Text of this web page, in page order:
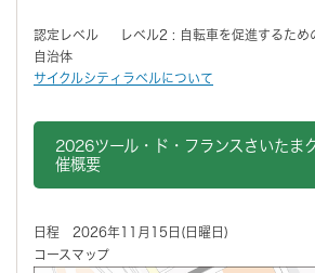
認定レベル レベル2 : 自転車を促進するため
自治体
サイクルシティラベルについて
2026ツール・ド・フランスさいたま
催概要
日程 2026年11月15日(日曜日)
コースマップ